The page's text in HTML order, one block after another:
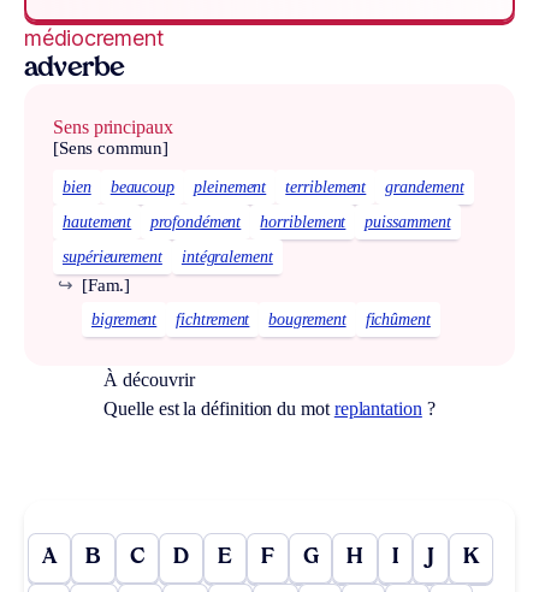
médiocrement
adverbe
Sens principaux
[Sens commun]
bien beaucoup pleinement terriblement
grandement
hautement
profondément horriblement
puissamment
supérieurement
intégralement
[Fam.]
↪
bigrement fichtrement bougrement fichûment
À découvrir
Quelle est la définition du mot replantation ?
A B C D E F G H I J K